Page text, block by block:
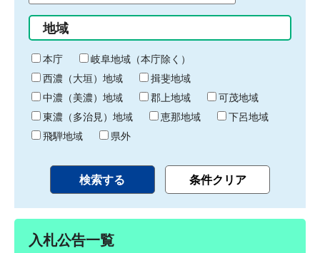
始
り
間
終
わ
り
地域
本庁
岐阜地域（本庁除く）
西濃（大垣）地域
揖斐地域
中濃（美濃）地域
郡上地域
可茂地域
東濃（多治見）地域
恵那地域
下呂地域
飛騨地域
県外
入札公告一覧